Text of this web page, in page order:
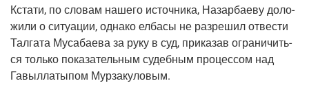
Кста­ти, по сло­вам наше­го источ­ни­ка, Назар­ба­е­ву доло­
жи­ли о ситу­а­ции, одна­ко елба­сы не раз­ре­шил отве­сти
Тал­га­та Муса­ба­е­ва за руку в суд, при­ка­зав огра­ни­чить­
ся толь­ко пока­за­тель­ным судеб­ным про­цес­сом над
Гавыл­ла­ты­пом Мурзакуловым.